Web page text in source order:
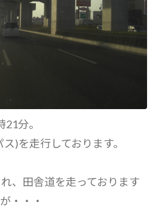
分。
)を走行しております。
、田舎道を走っております
・・・